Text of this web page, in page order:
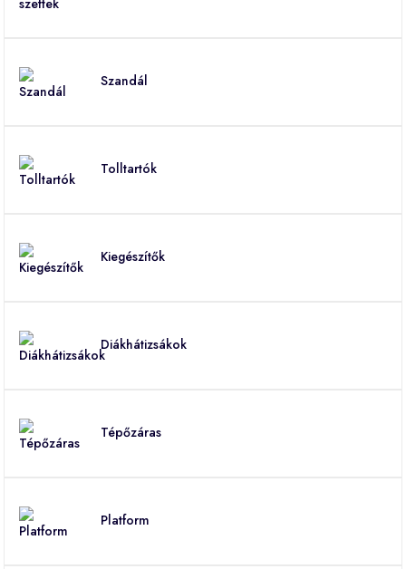
Szandál
Tolltartók
Kiegészítők
Diákhátizsákok
Tépőzáras
Platform